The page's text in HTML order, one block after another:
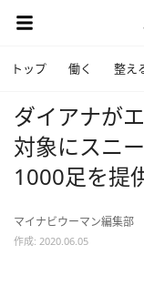
トップ 働く 整え
ダイアナが
対象にスニ
1000足を提
マイナビウーマン編集部
作成: 2020.06.05